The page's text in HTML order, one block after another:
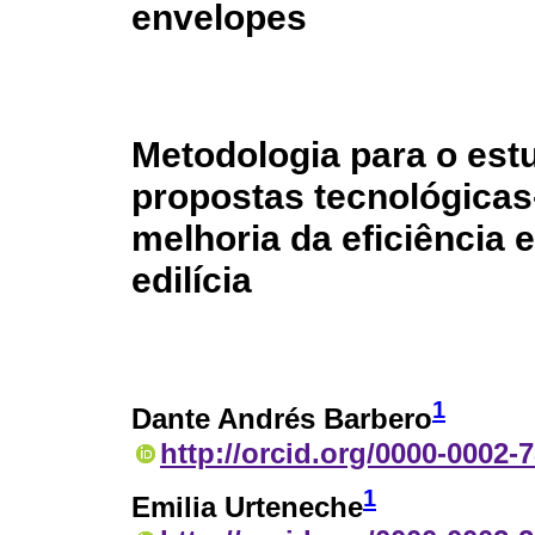
envelopes
Metodologia para o
propostas
melhoria da eficiência
edilícia
Dante Andrés Barbero1
http://orcid.org/0000-0002-
Emilia Urteneche1